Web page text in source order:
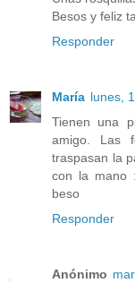
Besos y feliz
Responder
María lunes,
Tienen una
amigo. Las
traspasan la
con la mano
beso
Responder
Anónimo